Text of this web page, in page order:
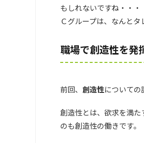
もしれないですね・・・
Ｃグループは、なんと
職場で創造性を発
前回、 創造性についての
創造性とは、欲求を満
のも創造性の働きです。